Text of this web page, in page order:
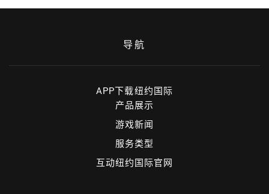
导航
APP下载纽约国际
产品展示
游戏新闻
服务类型
互动纽约国际官网